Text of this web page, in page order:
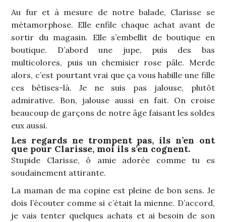
Au fur et à mesure de notre balade, Clarisse se
métamorphose. Elle enfile chaque achat avant de
sortir du magasin. Elle s’embellit de boutique en
boutique. D’abord une jupe, puis des bas
multicolores, puis un chemisier rose pâle. Merde
alors, c’est pourtant vrai que ça vous habille une fille
ces bêtises-là. Je ne suis pas jalouse, plutôt
admirative. Bon, jalouse aussi en fait. On croise
beaucoup de garçons de notre âge faisant les soldes
eux aussi.
Les regards ne trompent pas, ils n’en ont
que pour Clarisse, moi ils s’en cognent.
Stupide Clarisse, ô amie adorée comme tu es
soudainement attirante.
La maman de ma copine est pleine de bon sens. Je
dois l’écouter comme si c’était la mienne. D’accord,
je vais tenter quelques achats et ai besoin de son